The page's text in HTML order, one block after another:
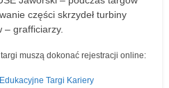
części skrzydeł turbiny
– grafficiarzy.
muszą dokonać rejestracji online:
Targi Kariery